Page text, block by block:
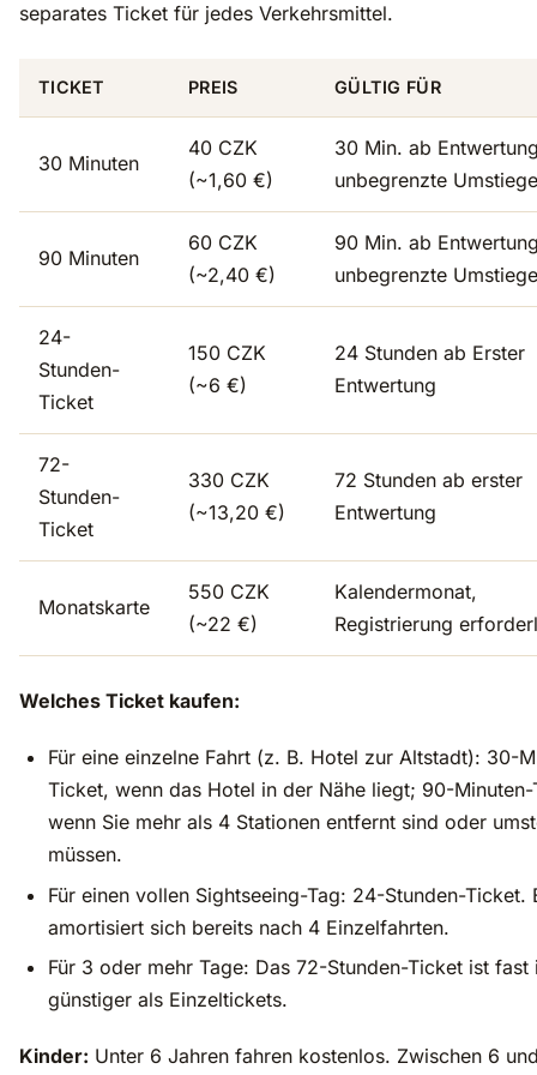
separates Ticket für jedes Verkehrsmittel.
TICKET PREIS GÜLTIG FÜR
30 Minuten
40 CZK
(~1,60 €)
30 Min. ab
unbegrenzte Umstiege
90 Minuten
60 CZK
(~2,40 €)
90 Min. ab
unbegrenzte Umstiege
24-
Stunden-
Ticket
150 CZK
(~6 €)
24 Stunden ab Erster
Entwertung
72-
Stunden-
Ticket
330 CZK
(~13,20 €)
72 Stunden ab erster
Entwertung
Monatskarte
550 CZK
(~22 €)
Kalendermonat,
Registrierung
Welches Ticket kaufen:
Für eine einzelne Fahrt (z. B. Hotel zur Altstadt): 30-
Ticket, wenn das Hotel in der Nähe liegt; 90-
wenn Sie mehr als 4 Stationen entfernt sind oder
müssen.
Für einen vollen Sightseeing-Tag: 24-Stunden-Ticket.
amortisiert sich bereits nach 4 Einzelfahrten.
Für 3 oder mehr Tage: Das 72-Stunden-Ticket ist fast
günstiger als Einzeltickets.
Kinder: Unter 6 Jahren fahren kostenlos. Zwischen 6